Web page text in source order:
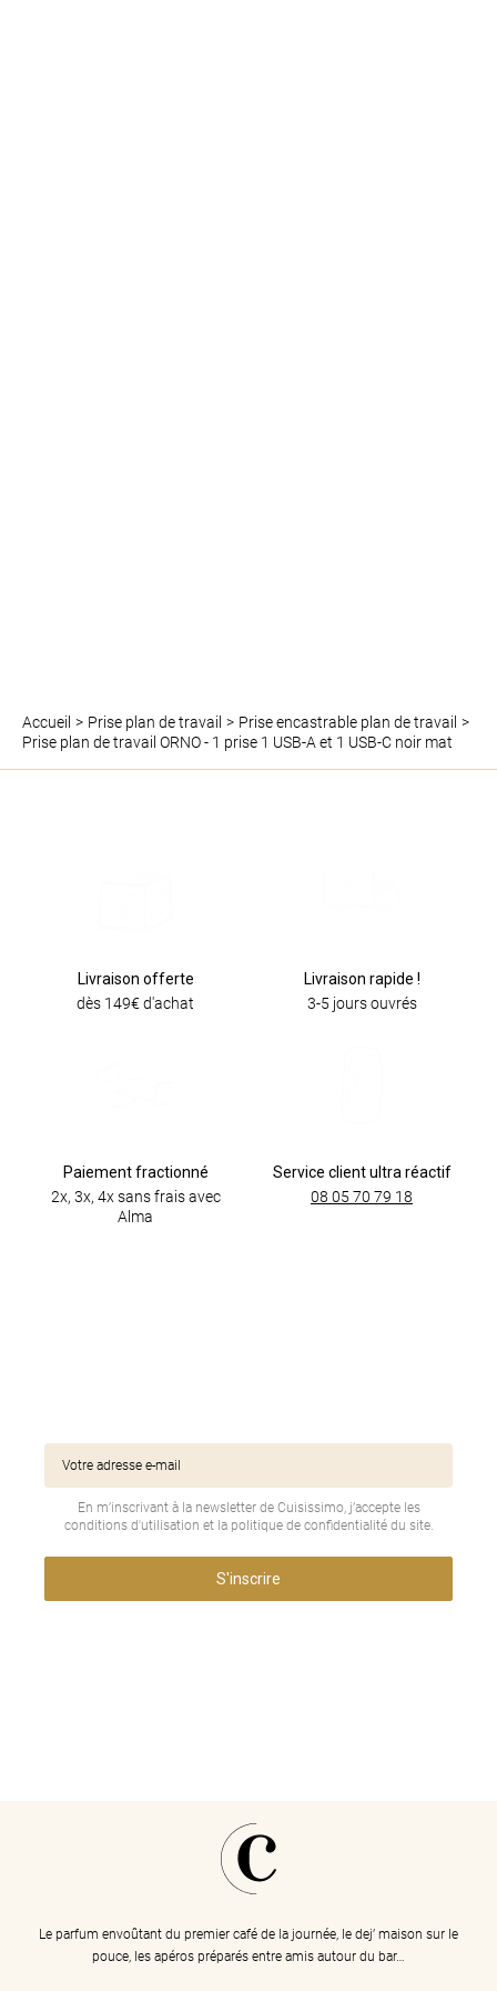
Accueil Prise plan de travail
Prise encastrable plan de travail
Prise plan de travail ORNO - 1 prise 1 USB-A et 1 USB-C noir mat
Livraison offerte
dès 149€ d'achat
Livraison rapide !
3-5 jours ouvrés
Paiement fractionné
2x, 3x, 4x sans frais avec
Alma
Service client ultra réactif
08 05 70 79 18
En m’inscrivant à la newsletter de Cuisissimo, j’accepte les
conditions d'utilisation et la politique de confidentialité du site.
S'inscrire
Le parfum envoûtant du premier café de la journée, le dej’ maison sur le
pouce, les apéros préparés entre amis autour du bar…